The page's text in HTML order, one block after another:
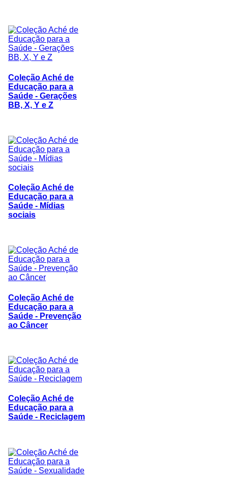
Coleção Aché de
Educação para a
Saúde - Gerações
BB, X, Y e Z
Coleção Aché de
Educação para a
Saúde - Mídias
sociais
Coleção Aché de
Educação para a
Saúde - Prevenção
ao Câncer
Coleção Aché de
Educação para a
Saúde - Reciclagem